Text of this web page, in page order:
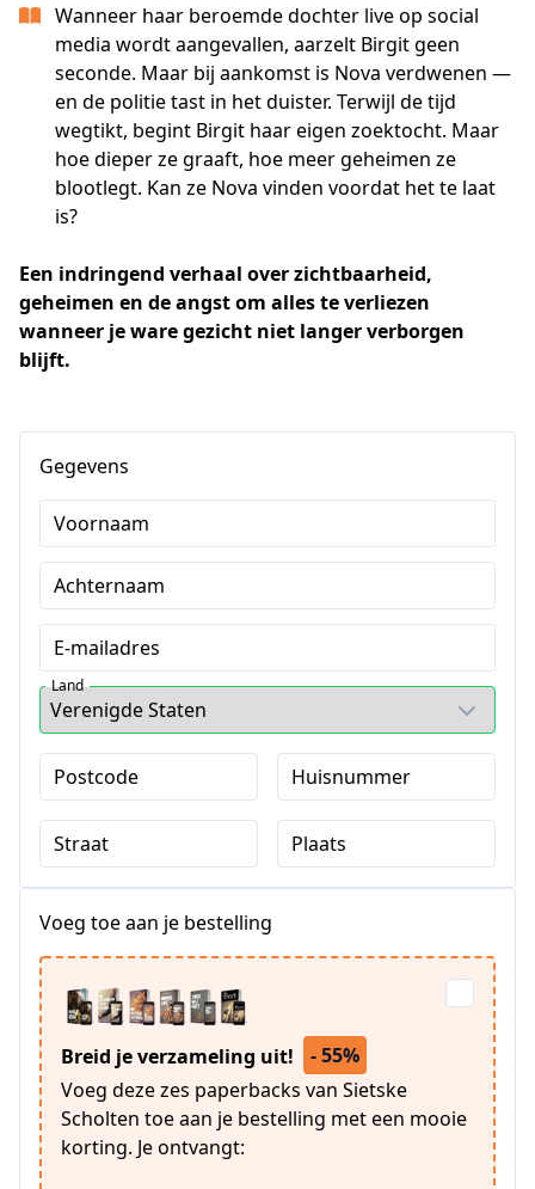
Wanneer haar beroemde dochter live op social
media wordt aangevallen, aarzelt Birgit geen
seconde. Maar bij aankomst is Nova verdwenen —
en de politie tast in het duister. Terwijl de tijd
wegtikt, begint Birgit haar eigen zoektocht. Maar
hoe dieper ze graaft, hoe meer geheimen ze
blootlegt. Kan ze Nova vinden voordat het te laat
is?
Een indringend verhaal over zichtbaarheid,
geheimen en de angst om alles te verliezen
wanneer je ware gezicht niet langer verborgen
blijft.
Gegevens
Voornaam
Achternaam
E-mailadres
Land
Postcode Huisnummer
Straat Plaats
Voeg toe aan je bestelling
Breid je verzameling uit!
- 55%
Voeg deze zes paperbacks van Sietske
Scholten toe aan je bestelling met een mooie
korting. Je ontvangt: